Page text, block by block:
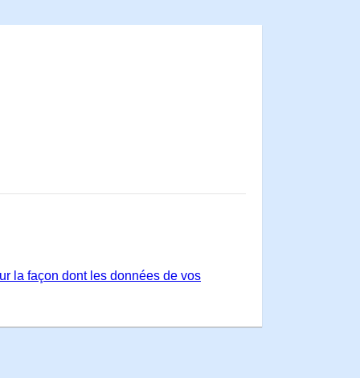
la façon dont les données de vos